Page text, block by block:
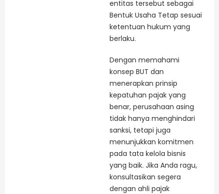
entitas tersebut sebagai
Bentuk Usaha Tetap sesuai
ketentuan hukum yang
berlaku.
Dengan memahami
konsep BUT dan
menerapkan prinsip
kepatuhan pajak yang
benar, perusahaan asing
tidak hanya menghindari
sanksi, tetapi juga
menunjukkan komitmen
pada tata kelola bisnis
yang baik. Jika Anda ragu,
konsultasikan segera
dengan ahli pajak